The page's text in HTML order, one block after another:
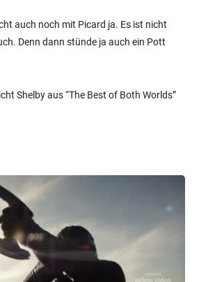
auch noch mit Picard ja. Es ist nicht
Denn dann stünde ja auch ein Pott
Shelby aus “The Best of Both Worlds”